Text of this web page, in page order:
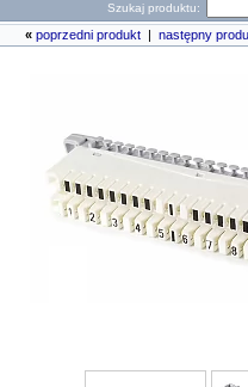
Szukaj produktu:
« poprzedni produkt następny